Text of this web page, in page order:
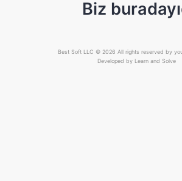
Biz
Best Soft LLC © 2026 All rights reserved by
Developed by Learn and Solve